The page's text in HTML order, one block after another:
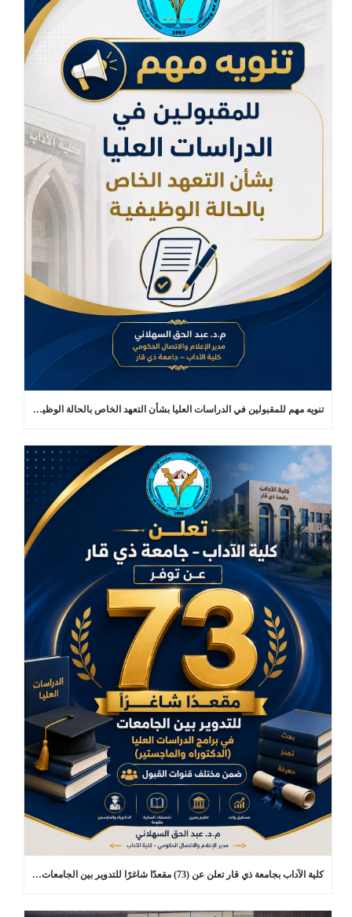
تنويه مهم للمقبولين في الدراسات العليا بشأن التعهد الخاص بالحالة الوظيفية
كلية الآداب بجامعة ذي قار تعلن عن (73) مقعدًا شاغرًا للتدوير بين الجامعات في برامج الدراسات العليا